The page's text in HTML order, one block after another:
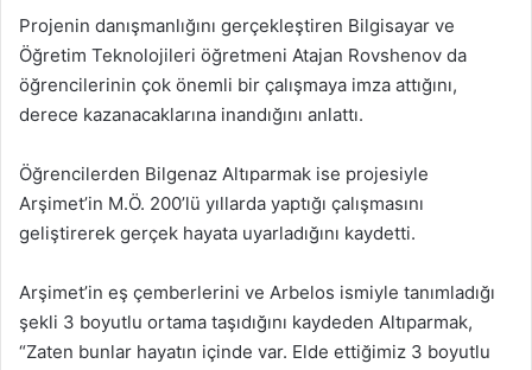
Projenin danışmanlığını gerçekleştiren Bilgisayar ve
Öğretim Teknolojileri öğretmeni Atajan Rovshenov da
öğrencilerinin çok önemli bir çalışmaya imza attığını,
derece kazanacaklarına inandığını anlattı.
Öğrencilerden Bilgenaz Altıparmak ise projesiyle
Arşimet’in M.Ö. 200’lü yıllarda yaptığı çalışmasını
geliştirerek gerçek hayata uyarladığını kaydetti.
Arşimet’in eş çemberlerini ve Arbelos ismiyle tanımladığı
şekli 3 boyutlu ortama taşıdığını kaydeden Altıparmak,
“Zaten bunlar hayatın içinde var. Elde ettiğimiz 3 boyutlu